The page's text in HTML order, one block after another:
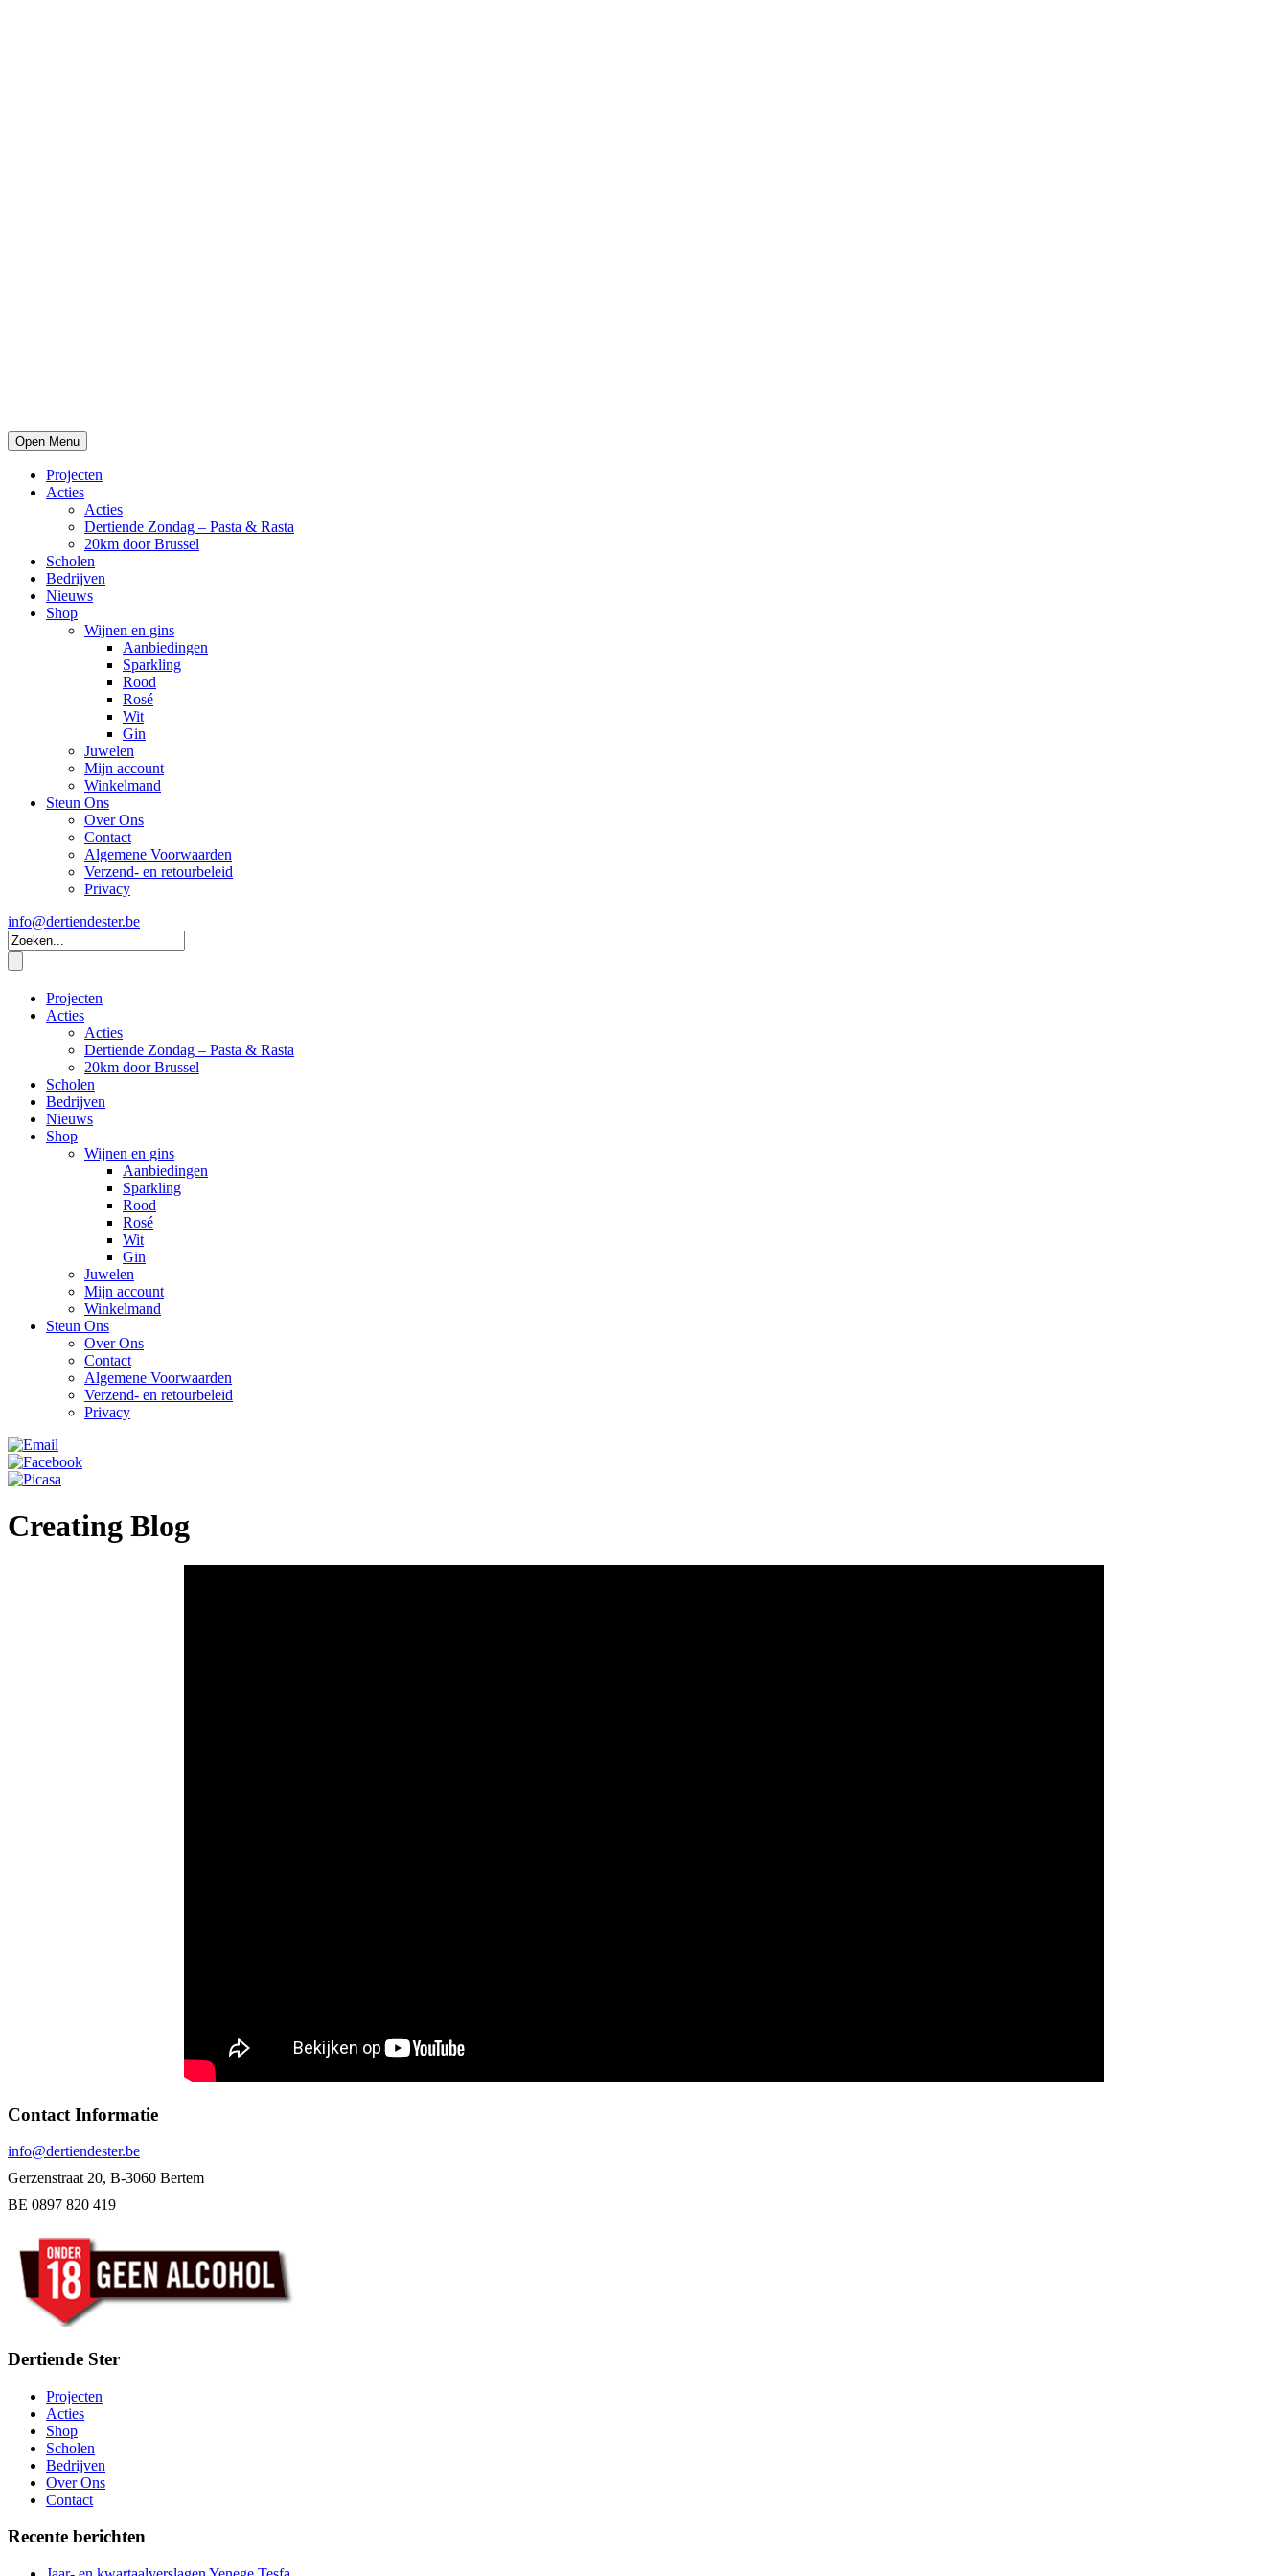
Open Menu
Projecten
Acties
Acties
Dertiende Zondag – Pasta & Rasta
20km door Brussel
Scholen
Bedrijven
Nieuws
Shop
Wijnen en gins
Aanbiedingen
Sparkling
Rood
Rosé
Wit
Gin
Juwelen
Mijn account
Winkelmand
Steun Ons
Over Ons
Contact
Algemene Voorwaarden
Verzend- en retourbeleid
Privacy
info@dertiendester.be
Projecten
Acties
Acties
Dertiende Zondag – Pasta & Rasta
20km door Brussel
Scholen
Bedrijven
Nieuws
Shop
Wijnen en gins
Aanbiedingen
Sparkling
Rood
Rosé
Wit
Gin
Juwelen
Mijn account
Winkelmand
Steun Ons
Over Ons
Contact
Algemene Voorwaarden
Verzend- en retourbeleid
Privacy
Creating Blog
Contact Informatie
info@dertiendester.be
Gerzenstraat 20, B-3060 Bertem
BE 0897 820 419
Dertiende Ster
Projecten
Acties
Shop
Scholen
Bedrijven
Over Ons
Contact
Recente berichten